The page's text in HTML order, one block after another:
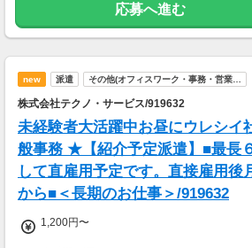
応募へ進む
new 派遣 その他(オフィスワーク・事務・営業…
株式会社テクノ・サービス/919632
未経験者大活躍中お昼にウレシイ
般事務 ★【紹介予定派遣】■最長
して直雇用予定です。直接雇用後
から■＜長期のお仕事＞/919632
1,200円〜